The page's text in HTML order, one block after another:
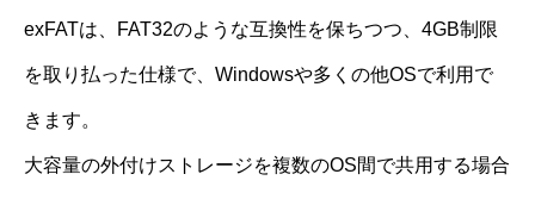
exFATは、FAT32のような互換性を保ちつつ、4GB制限
を取り払った仕様で、Windowsや多くの他OSで利用で
きます。
大容量の外付けストレージを複数のOS間で共用する場合